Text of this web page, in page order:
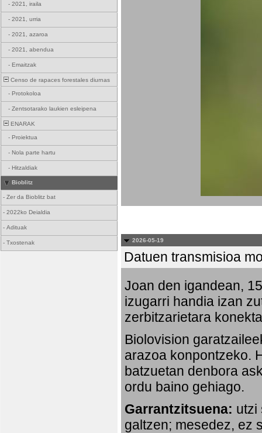
- 2021, iraila
- 2021, urria
- 2021, azaroa
- 2021, abendua
- Emaitzak
Censo de rapaces forestales diurnas
- Protokoloa
- Zentsotarako laukien esleipena
ENARAK
- Proiektua
- Nola parte hartu
- Hitzaldiak
Bioblitz
- Zer da Bioblitz bat
- 2022ko Deialdia
- Adituak
- Txostenak 2026-05-19
Datuen transmisioa
Joan den igandean,
izugarri handia izan
zerbitzarietara
Biolovision
arazoa konpontzeko.
batzuetan denbora
ordu baino gehiago.
Garrantzitsuena: utzi
galtzen; mesedez, ez